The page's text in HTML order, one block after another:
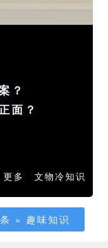
？
面？
更多 文物冷知识
» 趣味知识